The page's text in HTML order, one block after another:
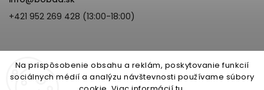
Na prispôsobenie obsahu a reklám, poskytovanie funkcií
sociálnych médií a analýzu návštevnosti používame súbory
+421 952 269 428 (13:00-18:00)